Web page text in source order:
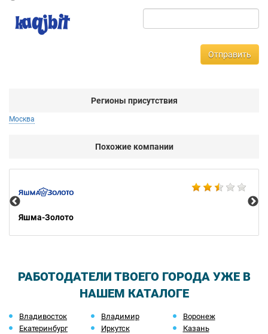
Отправить
Регионы присутствия
Москва
Похожие компании
Яшма-Золото
РАБОТОДАТЕЛИ ТВОЕГО ГОРОДА УЖЕ В
НАШЕМ КАТАЛОГЕ
Владивосток Владимир
Воронеж
Екатеринбург
Иркутск
Казань